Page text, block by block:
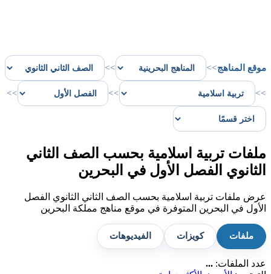
موقع المناهج>>
>>
>>
>>
>>
ملفات تربية اسلامية بحسب الصف الثاني
الثانوي الفصل الأول في البحرين
عرض ملفات تربية اسلامية بحسب الصف الثاني الثانوي الفصل
الأول في البحرين المتوفرة في موقع مناهج مملكة البحرين
ملفات كويزات الفيديوهات
عدد الملفات: ...